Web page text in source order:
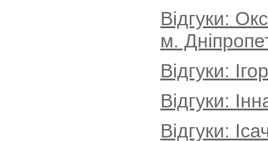
Відгуки:
м.
Відгуки:
Відгуки:
Відгуки: